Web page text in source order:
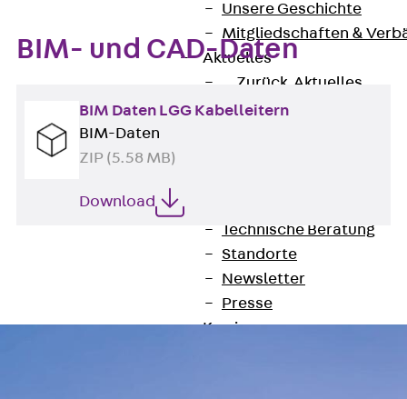
Unsere Geschichte
Mitgliedschaften &
Aktuelles
Zurück Aktuelles
News
Technische Beratung
Standorte
Newsletter
Presse
Karriere
BIM- und CAD-Daten
BIM Daten LGG Kabelleitern
BIM-Daten
ZIP (5.58 MB)
Download